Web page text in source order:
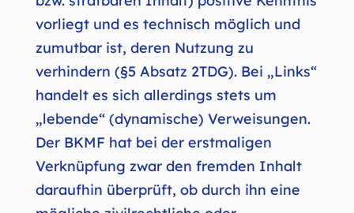
bzw. strafbaren Inhalt) positive Kenntnis
vorliegt und es technisch möglich und
zumutbar ist, deren Nutzung zu
verhindern (§5 Absatz 2TDG). Bei „Links“
handelt es sich allerdings stets um
„lebende“ (dynamische) Verweisungen.
Der BKMF hat bei der erstmaligen
Verknüpfung zwar den fremden Inhalt
daraufhin überprüft, ob durch ihn eine